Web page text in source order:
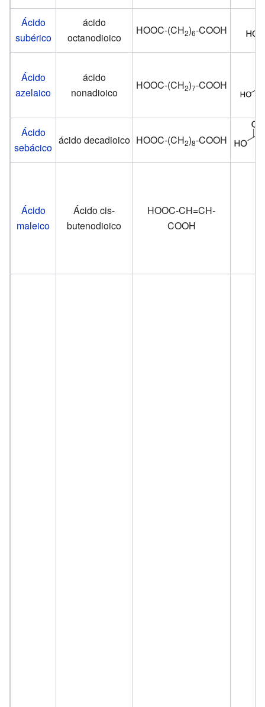
Ácido
subérico
ácido
octanodioico
HOOC-(CH2)6-COOH
Ácido
azelaico
ácido
nonadioico
HOOC-(CH2)7-COOH
Ácido
sebácico
ácido decadioico HOOC-(CH2)8-COOH
Ácido
maleico
Ácido cis-
butenodioico
HOOC-CH=CH-
COOH